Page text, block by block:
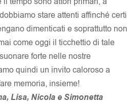
stare attenti affinché certi
dimenticati e soprattutto non
come oggi il ticchettio di tale
forte nelle nostre
quindi un invito caloroso a
memoria, insieme!
Lisa, Nicola e Simonetta